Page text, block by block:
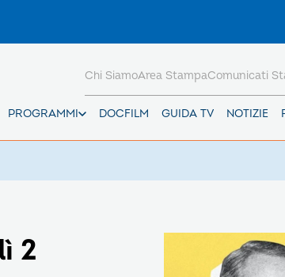
PROGRAMMI DOCFILM GUIDA TV NOTIZIE
Chi SiamoArea StampaComunicati
2